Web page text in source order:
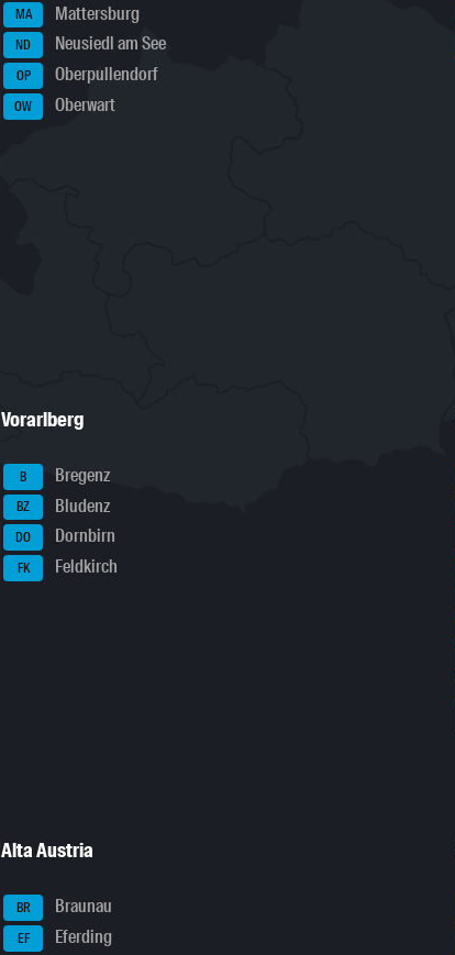
MA Mattersburg
ND Neusiedl am See
OP Oberpullendorf
OW Oberwart
Vorarlberg
B Bregenz
BZ Bludenz
DO Dornbirn
FK Feldkirch
Alta Austria
BR Braunau
EF Eferding